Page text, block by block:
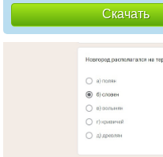
Скачать